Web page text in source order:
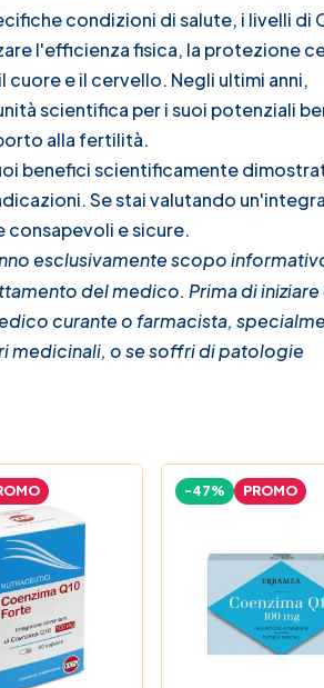
condizioni di salute, i livelli di
l'efficienza fisica, la protezione
e il cervello. Negli ultimi anni,
scientifica per i suoi potenziali
alla fertilità.
benefici scientificamente
Se stai valutando
e sicure.
esclusivamente scopo
del medico. Prima di iniziare
curante o farmacista,
medicinali, o se soffri di patologie
-47% PROMO